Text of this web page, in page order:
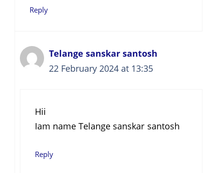
Reply
Telange sanskar santosh
22 February 2024 at 13:35
Hii
Iam name Telange sanskar santosh
Reply